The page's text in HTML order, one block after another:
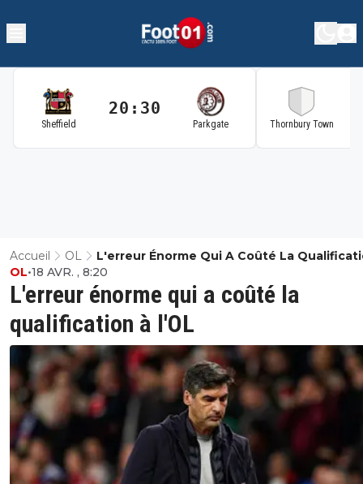
Sheffield
20:30
Parkgate Thornbury Town
Accueil OL
L'erreur Énorme Qui A Coûté La
L'OL
L'erreur énorme qui a coûté la
qualification à l'OL
OL•18 AVR. , 8:20